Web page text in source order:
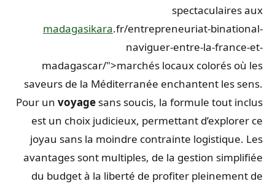
spectaculaires aux
madagasikara.fr/entrepreneuriat-binational-
naviguer-entre-la-france-et-
madagascar/">marchés locaux colorés où les
saveurs de la Méditerranée enchantent les sens.
Pour unvoyage sans soucis, la formule tout inclus
est un choix judicieux, permettant d’explorer ce
joyau sans la moindre contrainte logistique. Les
avantages sont multiples, de la gestion simplifiée
du budget à la liberté de profiter pleinement de